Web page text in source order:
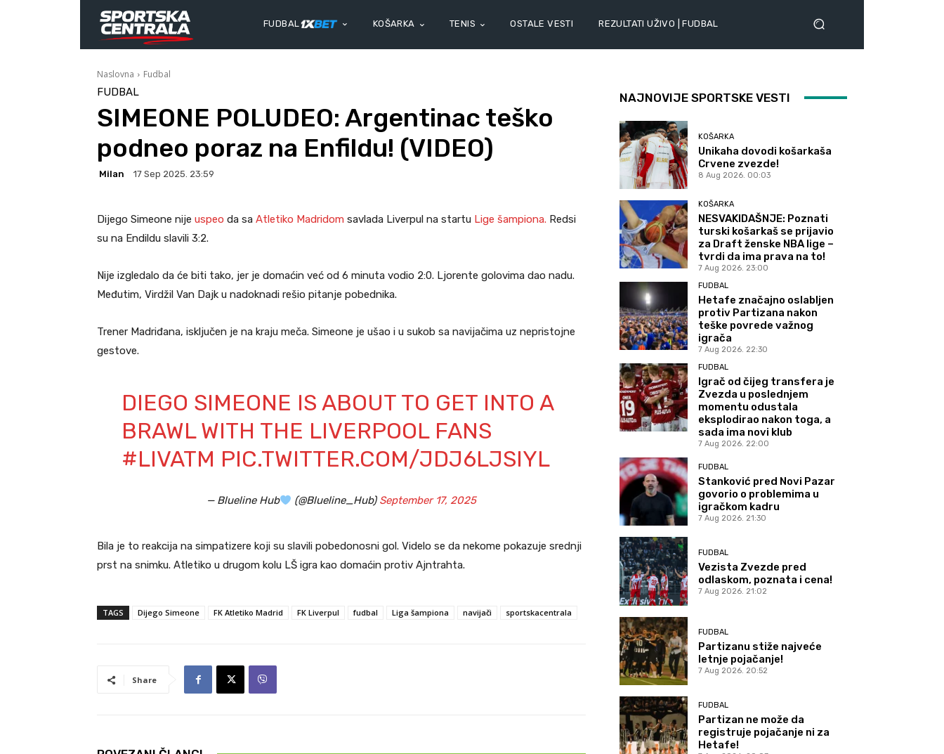
FUDBAL KOŠARKA TENIS OSTALE VESTI REZULTATI UŽIVO | FUDBAL
Naslovna Fudbal
FUDBAL
SIMEONE POLUDEO: Argentinac teško
podneo poraz na Enfildu! (VIDEO)
Milan 17 Sep 2025. 23:59
Dijego Simeone nije uspeo da sa Atletiko Madridom savlada Liverpul na startu Lige šampiona. Redsi
su na Endildu slavili 3:2.
Nije izgledalo da će biti tako, jer je domaćin već od 6 minuta vodio 2:0. Ljorente golovima dao nadu.
Međutim, Virdžil Van Dajk u nadoknadi rešio pitanje pobednika.
Trener Madriđana, isključen je na kraju meča. Simeone je ušao i u sukob sa navijačima uz nepristojne
gestove.
DIEGO SIMEONE IS ABOUT TO GET INTO A
BRAWL WITH THE LIVERPOOL FANS
#LIVATM PIC.TWITTER.COM/JDJ6LJSIYL
— Blueline Hub (@Blueline_Hub) September 17, 2025
Bila je to reakcija na simpatizere koji su slavili pobedonosni gol. Videlo se da nekome pokazuje srednji
prst na snimku. Atletiko u drugom kolu LŠ igra kao domaćin protiv Ajntrahta.
TAGS Dijego Simeone FK Atletiko Madrid FK Liverpul fudbal Liga šampiona navijači sportskacentrala
Share
NAJNOVIJE SPORTSKE VESTI
KOŠARKA
Unikaha dovodi košarkaša
Crvene zvezde!
8 Aug 2026. 00:03
KOŠARKA
NESVAKIDAŠNJE: Poznati
turski košarkaš se prijavio
za Draft ženske NBA lige –
tvrdi da ima prava na to!
7 Aug 2026. 23:00
FUDBAL
Hetafe značajno oslabljen
protiv Partizana nakon
teške povrede važnog
igrača
7 Aug 2026. 22:30
FUDBAL
Igrač od čijeg transfera je
Zvezda u poslednjem
momentu odustala
eksplodirao nakon toga, a
sada ima novi klub
7 Aug 2026. 22:00
FUDBAL
Stanković pred Novi Pazar
govorio o problemima u
igračkom kadru
7 Aug 2026. 21:30
FUDBAL
Vezista Zvezde pred
odlaskom, poznata i cena!
7 Aug 2026. 21:02
FUDBAL
Partizanu stiže najveće
letnje pojačanje!
7 Aug 2026. 20:52
FUDBAL
Partizan ne može da
registruje pojačanje ni za
Hetafe!